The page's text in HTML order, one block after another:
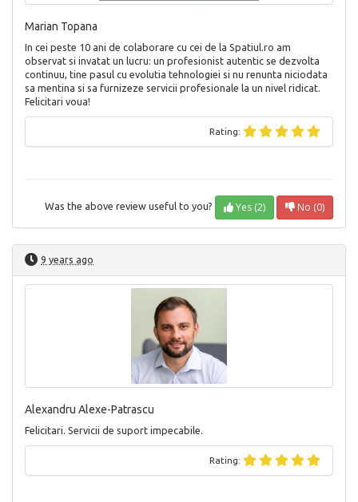
Marian Topana
In cei peste 10 ani de colaborare cu cei de la Spatiul.ro am
observat si invatat un lucru: un profesionist autentic se dezvolta
continuu, tine pasul cu evolutia tehnologiei si nu renunta niciodata
sa mentina si sa furnizeze servicii profesionale la un nivel ridicat.
Felicitari voua!
Rating:
Was the above review useful to you? Yes (2) No (0)
9 years ago
Alexandru Alexe-Patrascu
Felicitari. Servicii de suport impecabile.
Rating: